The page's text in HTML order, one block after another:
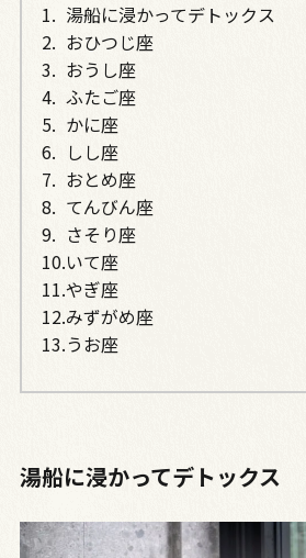
湯船に浸かってデトックス
おひつじ座
おうし座
ふたご座
かに座
しし座
おとめ座
てんびん座
さそり座
いて座
やぎ座
みずがめ座
うお座
湯船に浸かってデトックス